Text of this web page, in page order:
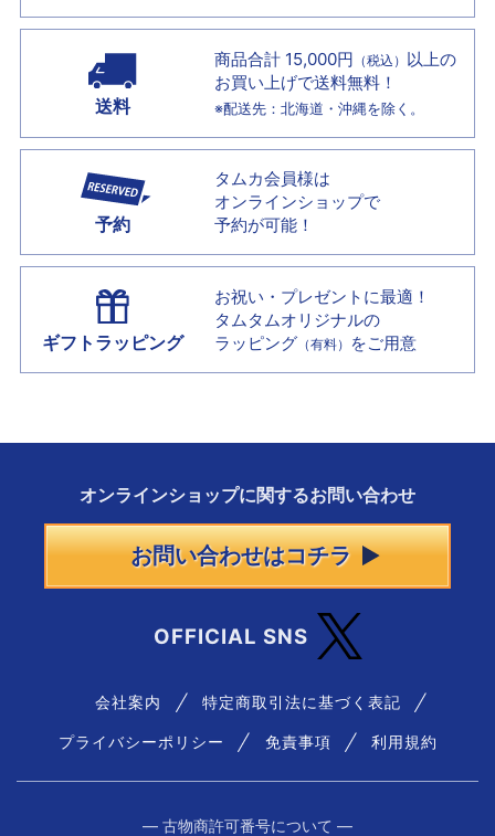
送料
商品合計 15,000円 （税込） 以上の
お買い上げで送料無料！
※配送先：北海道・沖縄を除く。
予約
タムカ会員様は
オンラインショップで
予約が可能！
ギフトラッピング
お祝い・プレゼントに最適！
タムタムオリジナルの
ラッピング （有料） をご用意
オンラインショップに関するお問い合わせ
お問い合わせはコチラ
OFFICIAL SNS
会社案内 特定商取引法に基づく表記
プライバシーポリシー 免責事項 利用規約
― 古物商許可番号について ―